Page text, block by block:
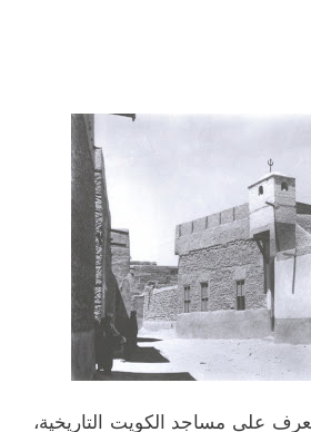
على مساجد الكويت التاريخية،